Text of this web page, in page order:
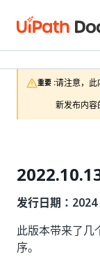
重要 :请注意，此
新发布内容
发行日期：2024
此版本带来了几
序。